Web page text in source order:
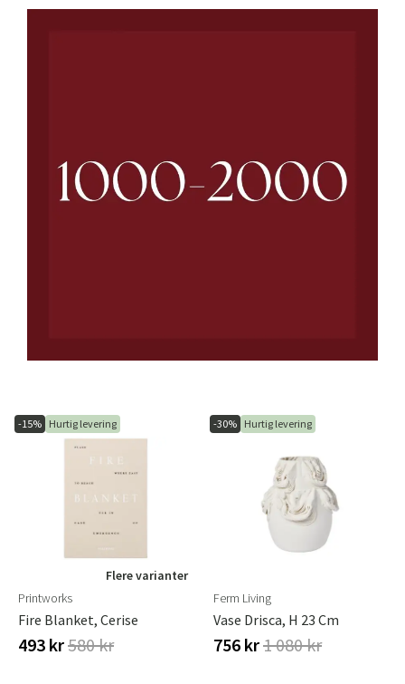
-15% Hurtig levering
Flere varianter
Printworks
Fire Blanket, Cerise
493 kr580 kr
-30% Hurtig levering
Ferm Living
Vase Drisca, H 23 Cm
756 kr1 080 kr